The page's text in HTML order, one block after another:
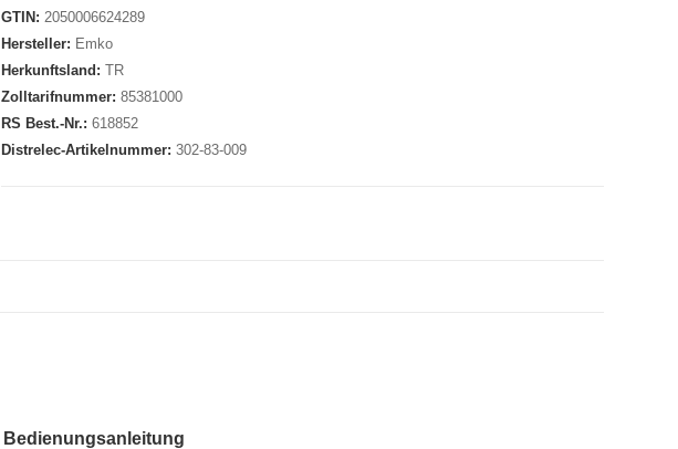
GTIN:2050006624289
Hersteller: Emko
Herkunftsland:TR
Zolltarifnummer:85381000
RS Best.-Nr.:618852
Distrelec-Artikelnummer:302-83-009
Bedienungsanleitung